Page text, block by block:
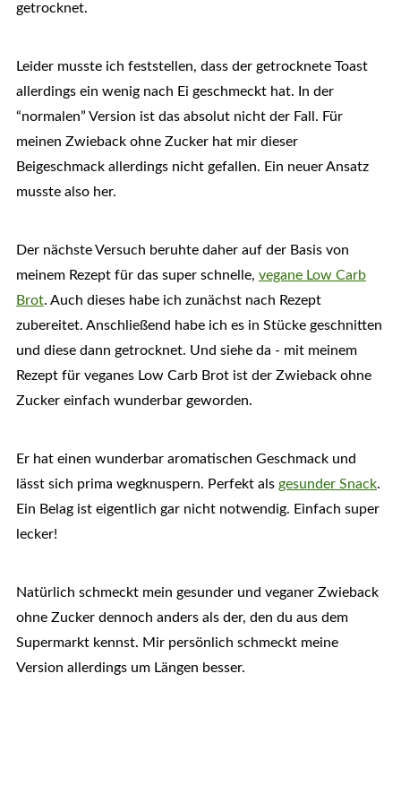
getrocknet.
Leider musste ich feststellen, dass der getrocknete Toast
allerdings ein wenig nach Ei geschmeckt hat. In der
“normalen” Version ist das absolut nicht der Fall. Für
meinen Zwieback ohne Zucker hat mir dieser
Beigeschmack allerdings nicht gefallen. Ein neuer Ansatz
musste also her.
Der nächste Versuch beruhte daher auf der Basis von
meinem Rezept für das super schnelle, vegane Low Carb
Brot. Auch dieses habe ich zunächst nach Rezept
zubereitet. Anschließend habe ich es in Stücke geschnitten
und diese dann getrocknet. Und siehe da - mit meinem
Rezept für veganes Low Carb Brot ist der Zwieback ohne
Zucker einfach wunderbar geworden.
Er hat einen wunderbar aromatischen Geschmack und
lässt sich prima wegknuspern. Perfekt als gesunder Snack.
Ein Belag ist eigentlich gar nicht notwendig. Einfach super
lecker!
Natürlich schmeckt mein gesunder und veganer Zwieback
ohne Zucker dennoch anders als der, den du aus dem
Supermarkt kennst. Mir persönlich schmeckt meine
Version allerdings um Längen besser.